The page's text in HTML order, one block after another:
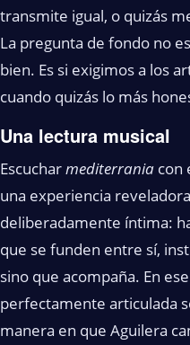
transmite igual, o quizás
La pregunta de fondo no
bien. Es si exigimos a los
cuando quizás lo más
Una lectura musical
Escucharmediterrania con
una experiencia
deliberadamente íntima:
que se funden entre sí,
sino que acompaña. En
perfectamente articulada
manera en que Aguilera